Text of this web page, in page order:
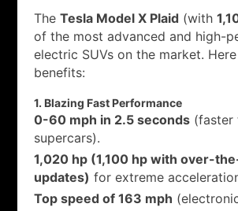
The Tesla Model X Plaid (with
of the most advanced and high-
electric SUVs on the market.
benefits:
1. Blazing Fast Performance
0-60 mph in 2.5 seconds (faster
supercars).
1,020 hp (1,100 hp with over-
updates) for extreme
Top speed of 163 mph